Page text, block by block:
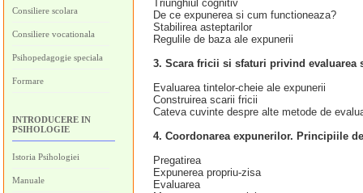
Consiliere scolara
Consiliere vocationala
Psihopedagogie speciala
Formare
INTRODUCERE IN
PSIHOLOGIE
Istoria Psihologiei
Manuale
Triunghiul cognitiv
De ce expunerea si cum functioneaza?
Stabilirea asteptarilor
Regulile de baza ale expunerii
3. Scara fricii si sfaturi privind
Evaluarea tintelor-cheie ale expunerii
Construirea scarii fricii
Cateva cuvinte despre alte metode de
4. Coordonarea expunerilor. Principiile
Pregatirea
Expunerea propriu-zisa
Evaluarea